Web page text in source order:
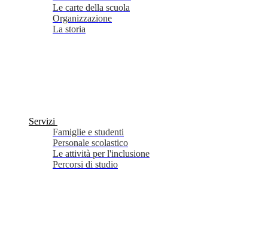
Le carte della scuola
Organizzazione
La storia
Servizi
Famiglie e studenti
Personale scolastico
Le attività per l'inclusione
Percorsi di studio